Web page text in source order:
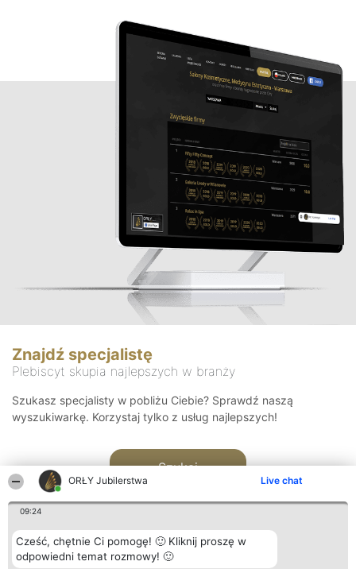
ORŁY Jubilerstwa Live chat
09:24
Cześć, chętnie Ci pomogę! 🙂 Kliknij proszę w
odpowiedni temat rozmowy! 🙂
Znajdź specjalistę
Plebiscyt skupia najlepszych w branży
Szukasz specjalisty w pobliżu Ciebie? Sprawdź naszą
wyszukiwarkę. Korzystaj tylko z usług najlepszych!
Szukaj